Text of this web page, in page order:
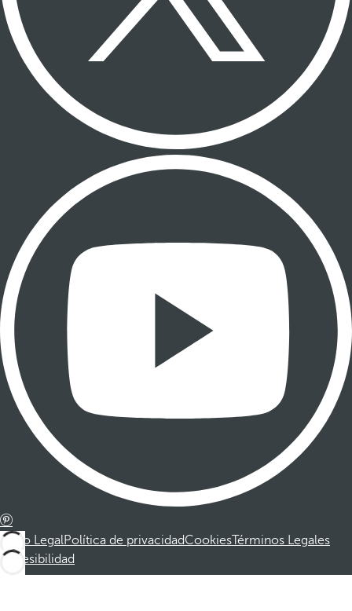
Aviso LegalPolítica de privacidadCookiesTérminos Legales
Accesibilidad